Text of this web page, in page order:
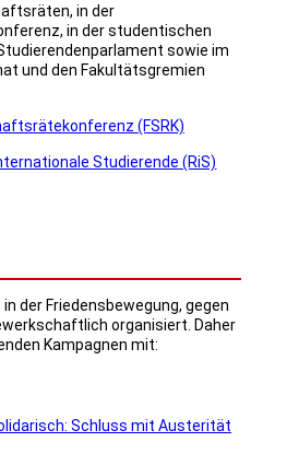
in der
in der studentischen
sowie im
und den Fakultätsgremien
der Friedensbewegung, gegen
organisiert. Daher
Kampagnen mit: